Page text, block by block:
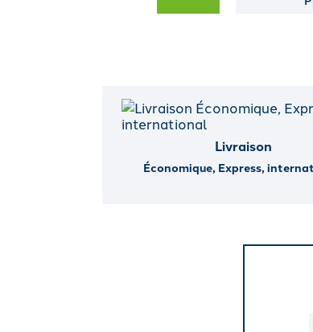
Livraison
Économique, Express,